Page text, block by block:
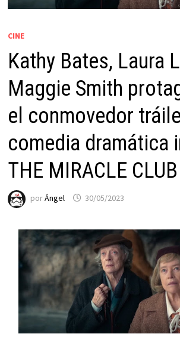
CINE
Kathy Bates, Laura
Maggie Smith
el conmovedor
comedia dramática
THE MIRACLE CLUB
porÁngel 30/05/2023